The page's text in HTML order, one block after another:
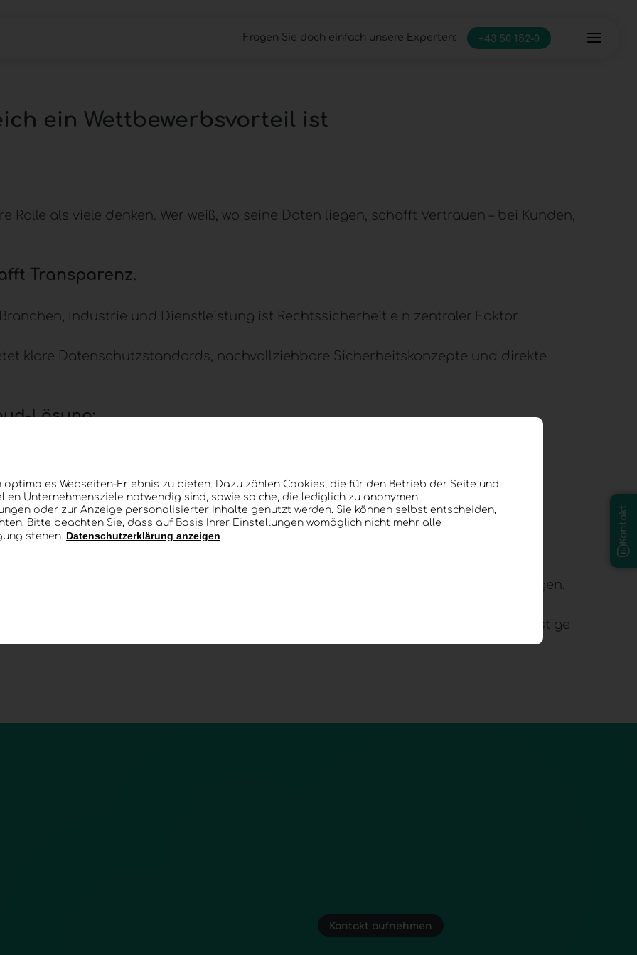
Fragen Sie doch einfach unsere Experten:
+43 50 152-0
Kontakt
ein Wettbewerbsvorteil ist
als viele denken. Wer weiß, wo seine Daten liegen, schafft Vertrauen – bei Kunden,
Transparenz.
Industrie und Dienstleistung ist Rechtssicherheit ein zentraler Faktor.
klare Datenschutzstandards, nachvollziehbare Sicherheitskonzepte und direkte
Lösung:
– insbesondere für Unternehmen, die Verantwortung für sensible Daten tragen.
aus Österreich verbindet Modernisierung mit Kontrolle – und schafft langfristige
Kontakt aufnehmen
optimales Webseiten-Erlebnis zu bieten. Dazu zählen Cookies, die für den Betrieb der Seite und
Unternehmensziele notwendig sind, sowie solche, die lediglich zu anonymen
oder zur Anzeige personalisierter Inhalte genutzt werden. Sie können selbst entscheiden,
Bitte beachten Sie, dass auf Basis Ihrer Einstellungen womöglich nicht mehr alle
stehen. Datenschutzerklärung anzeigen